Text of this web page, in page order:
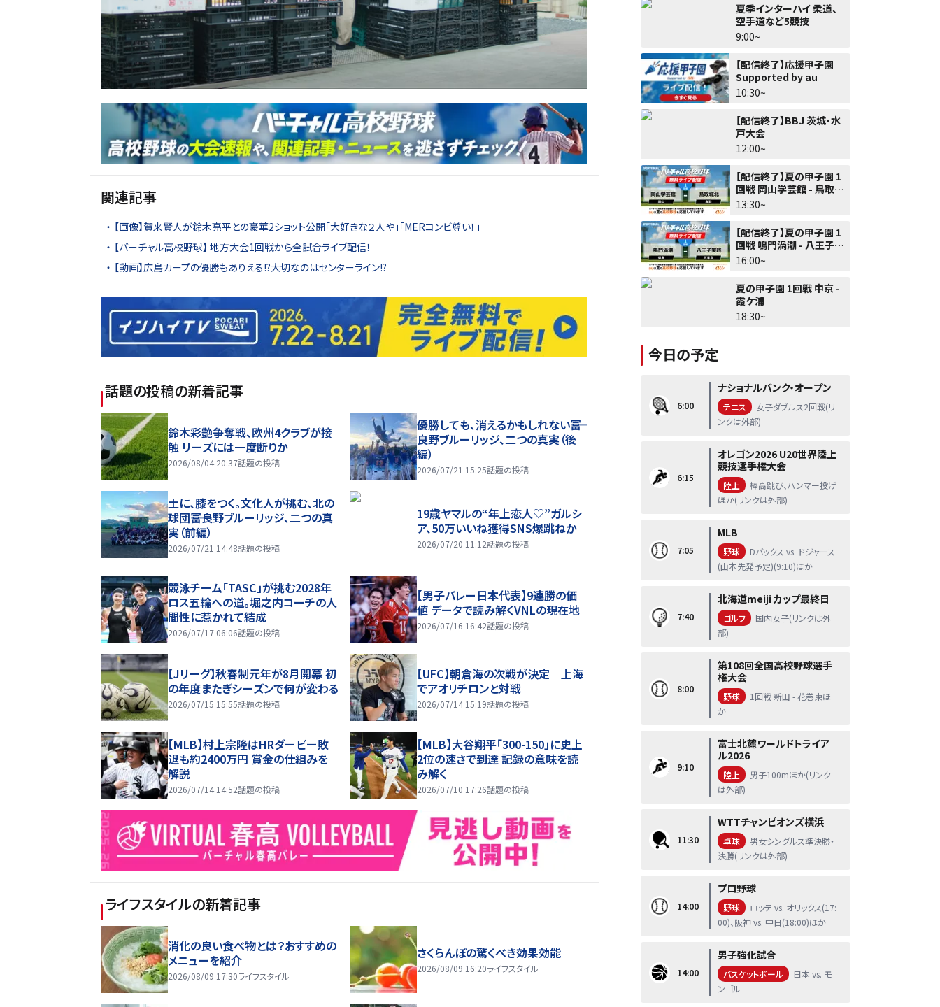
関連記事
【画像】賀来賢人が鈴木亮平との豪華2ショット公開「大好きな２人や」「MERコンビ尊い！」
【バーチャル高校野球】 地方大会1回戦から全試合ライブ配信！
【動画】広島カープの優勝もありえる!?大切なのはセンターライン!?
話題の投稿の新着記事
鈴木彩艶争奪戦、欧州4クラブが接
触 リーズには一度断りか
2026/08/04 20:37話題の投稿
優勝しても、消えるかもしれない――富
良野ブルーリッジ、二つの真実（後
編）
2026/07/21 15:25話題の投稿
土に、膝をつく。文化人が挑む、北の
球団――富良野ブルーリッジ、二つの真
実（前編）
2026/07/21 14:48話題の投稿
19歳ヤマルの“年上恋人♡”ガルシ
ア、50万いいね獲得SNS爆跳ねか
2026/07/20 11:12話題の投稿
競泳チーム「TASC」が挑む2028年
ロス五輪への道。堀之内コーチの人
間性に惹かれて結成
2026/07/17 06:06話題の投稿
【男子バレー日本代表】9連勝の価
値 データで読み解くVNLの現在地
2026/07/16 16:42話題の投稿
【Jリーグ】秋春制元年が8月開幕 初
の年度またぎシーズンで何が変わる
2026/07/15 15:55話題の投稿
【UFC】朝倉海の次戦が決定 上海
でアオリチロンと対戦
2026/07/14 15:19話題の投稿
【MLB】村上宗隆はHRダービー敗
退も約2400万円 賞金の仕組みを
解説
2026/07/14 14:52話題の投稿
【MLB】大谷翔平「300-150」に史上
2位の速さで到達 記録の意味を読
み解く
2026/07/10 17:26話題の投稿
ライフスタイルの新着記事
消化の良い食べ物とは？おすすめの
メニューを紹介
2026/08/09 17:30ライフスタイル
さくらんぼの驚くべき効果効能
2026/08/09 16:20ライフスタイル
夏季インターハイ 柔道、
空手道など5競技
9:00~
【配信終了】応援甲子園
Supported by au
10:30~
【配信終了】BBJ 茨城・水
戸大会
12:00~
【配信終了】夏の甲子園 1
回戦 岡山学芸館 - 鳥取城
北
13:30~
【配信終了】夏の甲子園 1
回戦 鳴門渦潮 - 八王子実
践
16:00~
夏の甲子園 1回戦 中京 -
霞ケ浦
18:30~
今日の予定
6:00
ナショナルバンク・オープン
テニス
女子ダブルス2回戦(リ
ンクは外部)
6:15
オレゴン2026 U20世界陸上
競技選手権大会
陸上
棒高跳び、ハンマー投げ
ほか(リンクは外部)
7:05
MLB
野球
Dバックス vs. ドジャース
(山本先発予定)(9:10)ほか
7:40
北海道meiji カップ最終日
ゴルフ
国内女子(リンクは外
部)
8:00
第108回全国高校野球選手
権大会
野球
1回戦 新田 - 花巻東ほ
か
9:10
富士北麓ワールドトライア
ル2026
陸上
男子100mほか(リンク
は外部)
11:30
WTTチャンピオンズ横浜
卓球
男女シングルス準決勝・
決勝(リンクは外部)
14:00
プロ野球
野球
ロッテ vs. オリックス(17:
00)、阪神 vs. 中日(18:00)ほか
14:00
男子強化試合
バスケットボール
日本 vs. モ
ンゴル